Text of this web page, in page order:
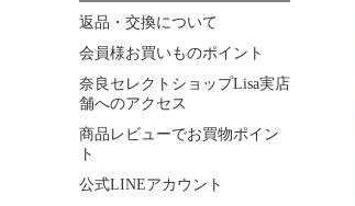
返品・交換について
会員様お買いものポイント
奈良セレクトショップLisa実店
舗へのアクセス
商品レビューでお買物ポイン
ト
公式LINEアカウント